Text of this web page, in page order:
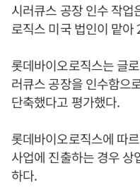
시러큐스 공장 인수 작
로직스 미국 법인이 맡
롯데바이오로직스는 글
러큐스 공장을 인수함으
단축했다고 평가했다.
롯데바이오로직스에 따
사업에 진출하는 경우
하다.